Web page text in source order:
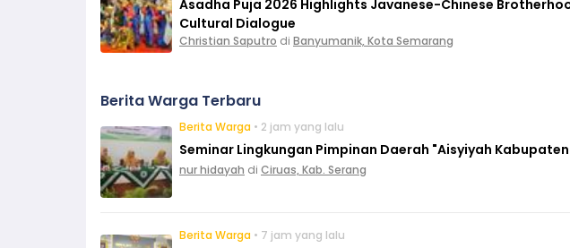
Asadha Puja 2026 Highlights Javanese-Chinese
Cultural Dialogue
Christian Saputro di Banyumanik, Kota Semarang
Berita Warga Terbaru
Berita Warga • 2 jam yang lalu
Seminar Lingkungan Pimpinan Daerah "Aisyiyah
nur hidayah di Ciruas, Kab. Serang
Berita Warga • 7 jam yang lalu